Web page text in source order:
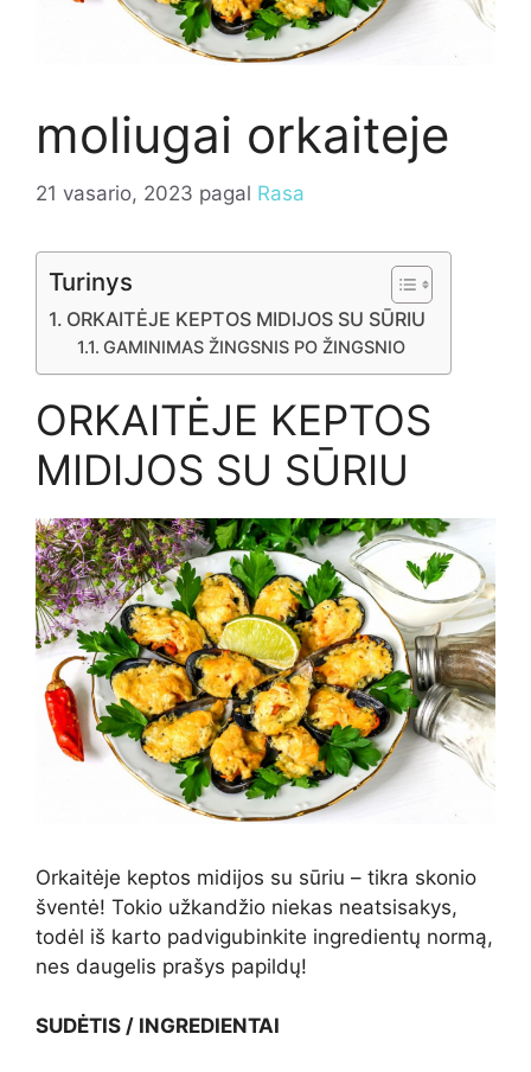
moliugai orkaiteje
21 vasario, 2023 pagal Rasa
Turinys
ORKAITĖJE KEPTOS MIDIJOS SU SŪRIU
GAMINIMAS ŽINGSNIS PO ŽINGSNIO
ORKAITĖJE KEPTOS
MIDIJOS SU SŪRIU
Orkaitėje keptos midijos su sūriu – tikra skonio
šventė! Tokio užkandžio niekas neatsisakys,
todėl iš karto padvigubinkite ingredientų normą,
nes daugelis prašys papildų!
SUDĖTIS / INGREDIENTAI